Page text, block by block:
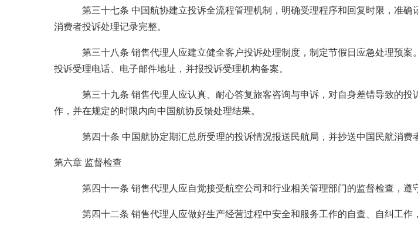
第三十七条 中国航协建立投诉全流程管理机制，明确受理程序和回复时限，准确
消费者投诉处理记录完整。
第三十八条 销售代理人应建立健全客户投诉处理制度，制定节假日应急处理预案
投诉受理电话、电子邮件地址，并报投诉受理机构备案。
第三十九条 销售代理人应认真、耐心答复旅客咨询与申诉，对自身差错导致的投
作，并在规定的时限内向中国航协反馈处理结果。
第四十条 中国航协定期汇总所受理的投诉情况报送民航局，并抄送中国民航消费者
第六章 监督检查
第四十一条 销售代理人应自觉接受航空公司和行业相关管理部门的监督检查，遵守
第四十二条 销售代理人应做好生产经营过程中安全和服务工作的自查、自纠工作，